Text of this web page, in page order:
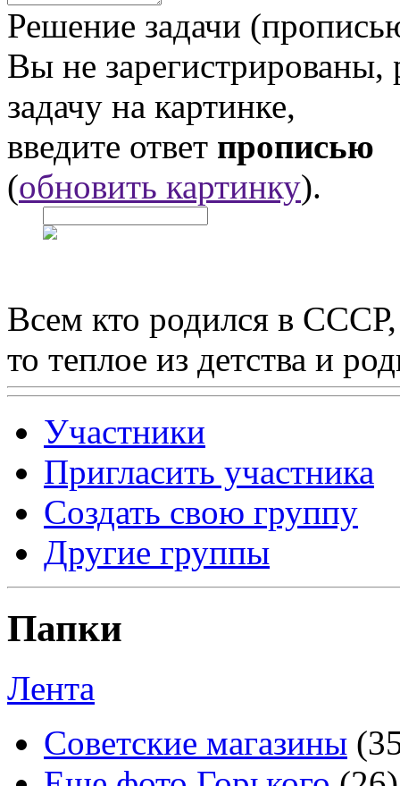
Решение задачи
Вы не
задачу на картинке,
введите ответ прописью
(обновить картинку).
Всем кто родился в
то теплое из детства и
Участники
Пригласить участника
Создать свою группу
Другие группы
Папки
Лента
Советские магазины